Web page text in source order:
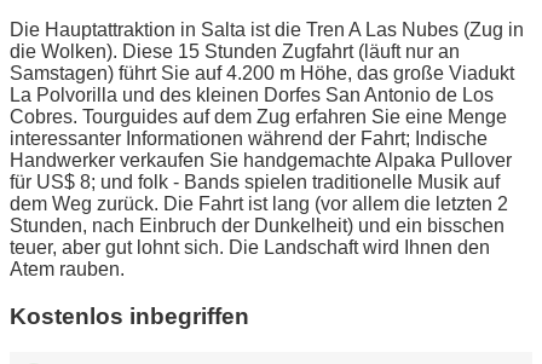
Die Hauptattraktion in Salta ist die Tren A Las Nubes (Zug in
die Wolken). Diese 15 Stunden Zugfahrt (läuft nur an
Samstagen) führt Sie auf 4.200 m Höhe, das große Viadukt
La Polvorilla und des kleinen Dorfes San Antonio de Los
Cobres. Tourguides auf dem Zug erfahren Sie eine Menge
interessanter Informationen während der Fahrt; Indische
Handwerker verkaufen Sie handgemachte Alpaka Pullover
für US$ 8; und folk - Bands spielen traditionelle Musik auf
dem Weg zurück. Die Fahrt ist lang (vor allem die letzten 2
Stunden, nach Einbruch der Dunkelheit) und ein bisschen
teuer, aber gut lohnt sich. Die Landschaft wird Ihnen den
Atem rauben.
Kostenlos inbegriffen